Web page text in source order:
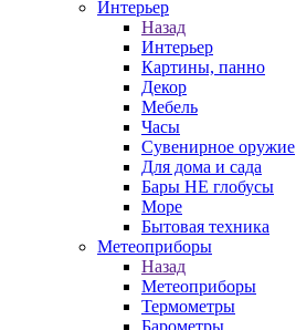
Интерьер
Назад
Интерьер
Картины, панно
Декор
Мебель
Часы
Сувенирное оружие
Для дома и сада
Бары НЕ глобусы
Море
Бытовая техника
Метеоприборы
Назад
Метеоприборы
Термометры
Барометры